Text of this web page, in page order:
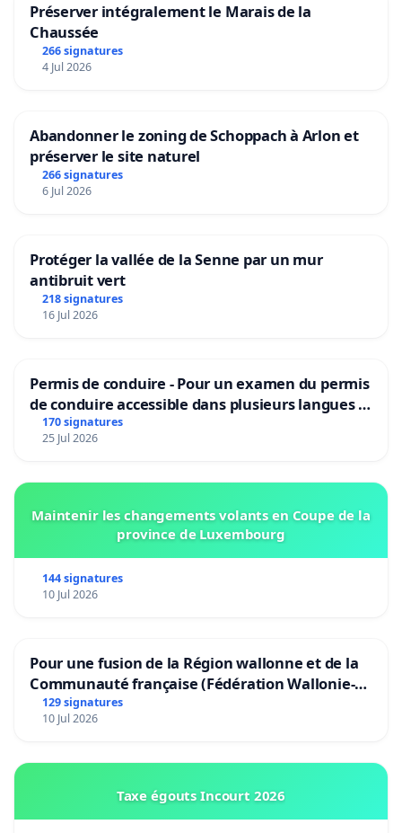
Préserver intégralement le Marais de la
Chaussée
266 signatures
4 Jul 2026
Abandonner le zoning de Schoppach à Arlon et
préserver le site naturel
266 signatures
6 Jul 2026
Protéger la vallée de la Senne par un mur
antibruit vert
218 signatures
16 Jul 2026
Permis de conduire - Pour un examen du permis
de conduire accessible dans plusieurs langues à
Bruxelles
170 signatures
25 Jul 2026
Maintenir les changements volants en Coupe de la
province de Luxembourg
144 signatures
10 Jul 2026
Pour une fusion de la Région wallonne et de la
Communauté française (Fédération Wallonie-
Bruxelles)
129 signatures
10 Jul 2026
Taxe égouts Incourt 2026